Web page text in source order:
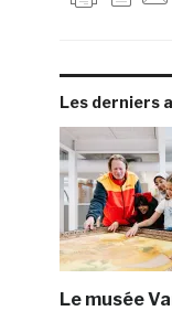
Les derniers
Le musée